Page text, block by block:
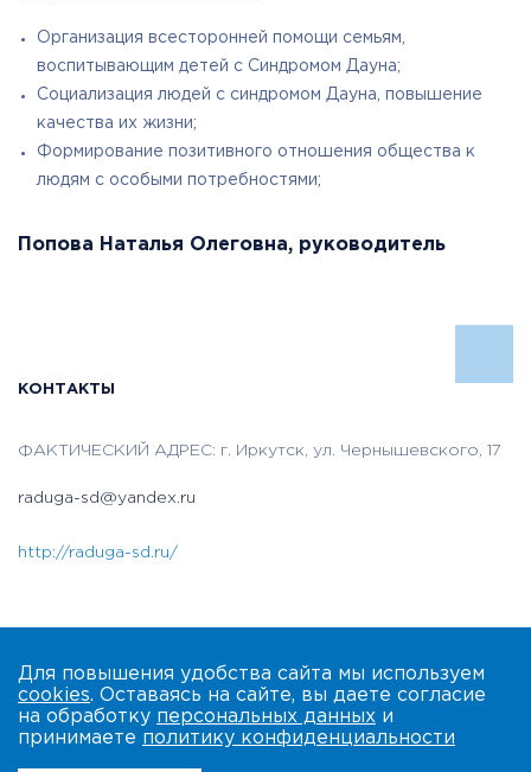
Организация всесторонней помощи семьям,
воспитывающим детей с Синдромом Дауна;
Социализация людей с синдромом Дауна, повышение
качества их жизни;
Формирование позитивного отношения общества к
людям с особыми потребностями;
Попова Наталья Олеговна, руководитель
КОНТАКТЫ
ФАКТИЧЕСКИЙ АДРЕС: г. Иркутск, ул. Чернышевского, 17
raduga-sd@yandex.ru
http://raduga-sd.ru/
Для повышения удобства сайта мы используем
cookies. Оставаясь на сайте, вы даете согласие
на обработку персональных данных и
принимаете политику конфиденциальности